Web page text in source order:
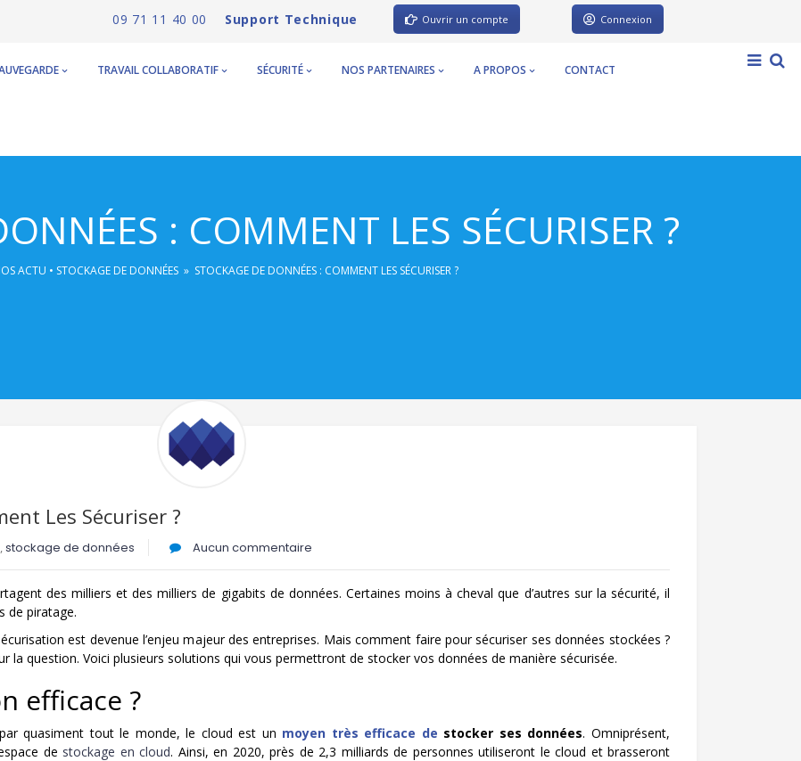
09 71 11 40 00 Support Technique Ouvrir un compte Connexion
TRAVAIL COLLABORATIF SÉCURITÉ NOS PARTENAIRES A PROPOS CONTACT
: COMMENT LES SÉCURISER ?
ACTU • STOCKAGE DE DONNÉES» STOCKAGE DE DONNÉES : COMMENT LES SÉCURISER ?
Les Sécuriser ?
,stockage de données Aucun commentaire
des milliers et des milliers de gigabits de données. Certaines moins à cheval que d’autres sur la sécurité, il
de piratage.
est devenue l’enjeu majeur des entreprises. Mais comment faire pour sécuriser ses données stockées ?
la question. Voici plusieurs solutions qui vous permettront de stocker vos données de manière sécurisée.
efficace ?
quasiment tout le monde, le cloud est un moyen très efficace de stocker ses données. Omniprésent,
de stockage en cloud. Ainsi, en 2020, près de 2,3 milliards de personnes utiliseront le cloud et brasseront